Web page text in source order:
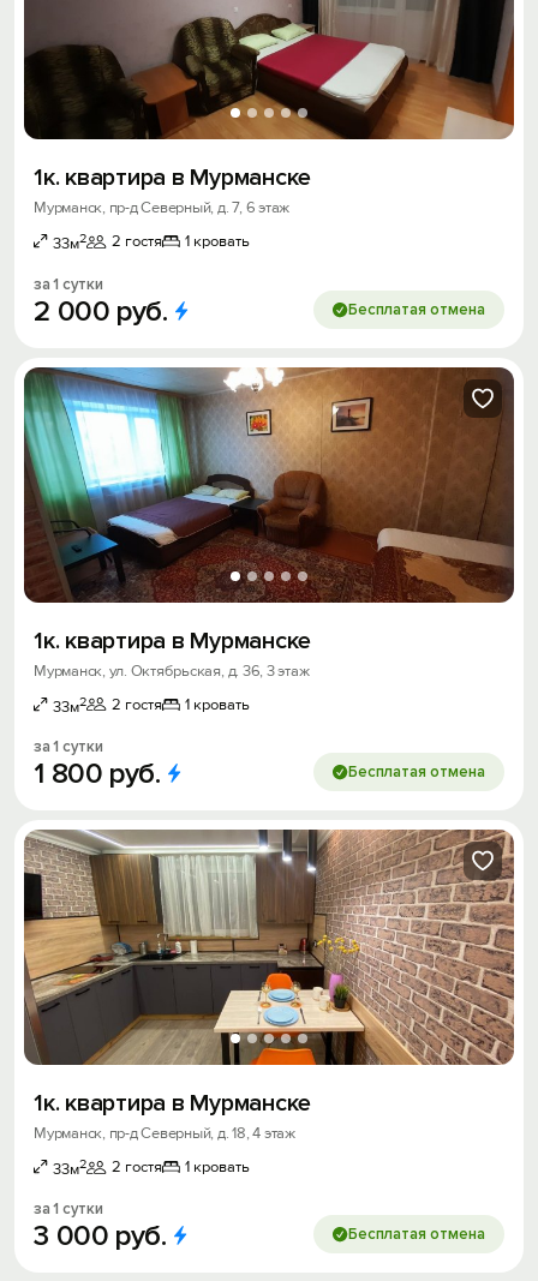
1к. квартира в Мурманске
Мурманск, пр-д Северный, д. 7, 6 этаж
33м2 2 гостя 1 кровать
за 1 сутки
2 000 руб. Бесплатая отмена
1к. квартира в Мурманске
Мурманск, ул. Октябрьская, д. 36, 3 этаж
33м2 2 гостя 1 кровать
за 1 сутки
1 800 руб. Бесплатая отмена
1к. квартира в Мурманске
Мурманск, пр-д Северный, д. 18, 4 этаж
33м2 2 гостя 1 кровать
за 1 сутки
3 000 руб. Бесплатая отмена